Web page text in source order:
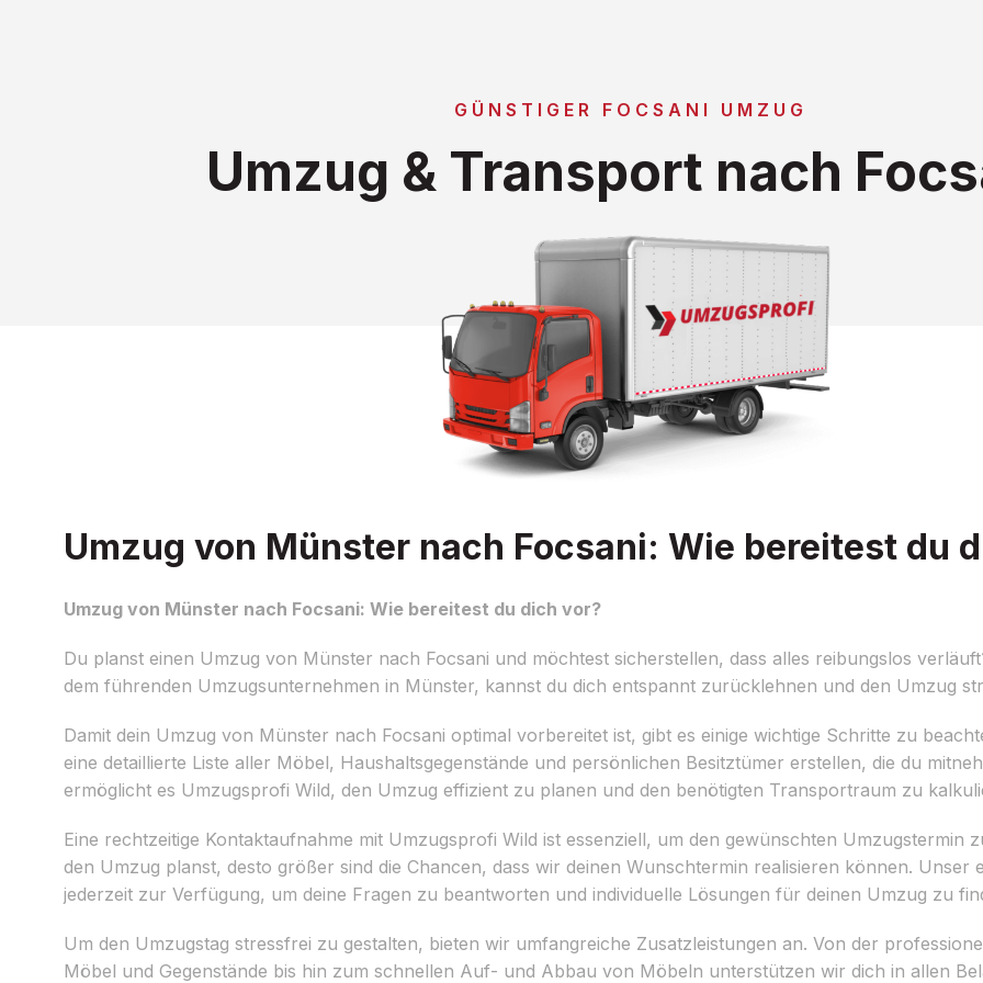
GÜNSTIGER FOCSANI UMZUG
Umzug & Transport nach
Umzug von Münster nach Focsani: Wie bereitest du
Umzug von Münster nach Focsani: Wie bereitest du dich vor?
Du planst einen Umzug von Münster nach Focsani und möchtest sicherstellen, dass alles reibungslos
dem führenden Umzugsunternehmen in Münster, kannst du dich entspannt zurücklehnen und den Umzug
Damit dein Umzug von Münster nach Focsani optimal vorbereitet ist, gibt es einige wichtige Schritte zu
eine detaillierte Liste aller Möbel, Haushaltsgegenstände und persönlichen Besitztümer erstellen, die du
ermöglicht es Umzugsprofi Wild, den Umzug effizient zu planen und den benötigten Transportraum zu
Eine rechtzeitige Kontaktaufnahme mit Umzugsprofi Wild ist essenziell, um den gewünschten Umzugstermin
den Umzug planst, desto größer sind die Chancen, dass wir deinen Wunschtermin realisieren können. Unser
jederzeit zur Verfügung, um deine Fragen zu beantworten und individuelle Lösungen für deinen Umzug zu
Um den Umzugstag stressfrei zu gestalten, bieten wir umfangreiche Zusatzleistungen an. Von der
Möbel und Gegenstände bis hin zum schnellen Auf- und Abbau von Möbeln unterstützen wir dich in allen